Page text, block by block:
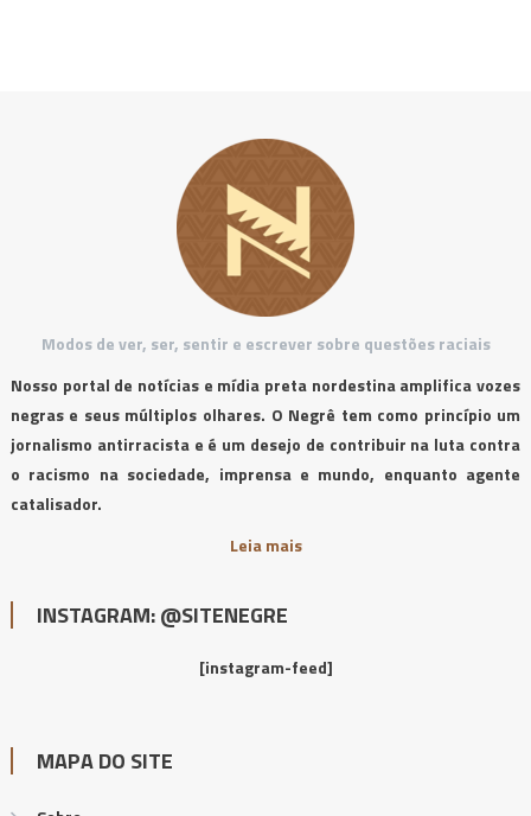
Modos de ver, ser, sentir e escrever sobre questões raciais
Nosso portal de notícias e mídia preta nordestina amplifica vozes
negras e seus múltiplos olhares. O Negrê tem como princípio um
jornalismo antirracista e é um desejo de contribuir na luta contra
o racismo na sociedade, imprensa e mundo, enquanto agente
catalisador.
Leia mais
INSTAGRAM: @SITENEGRE
[instagram-feed]
MAPA DO SITE